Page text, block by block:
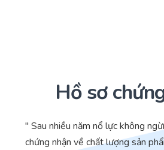
Hồ sơ
" Sau nhiều năm nổ lực không
chứng nhận về chất lượng sản